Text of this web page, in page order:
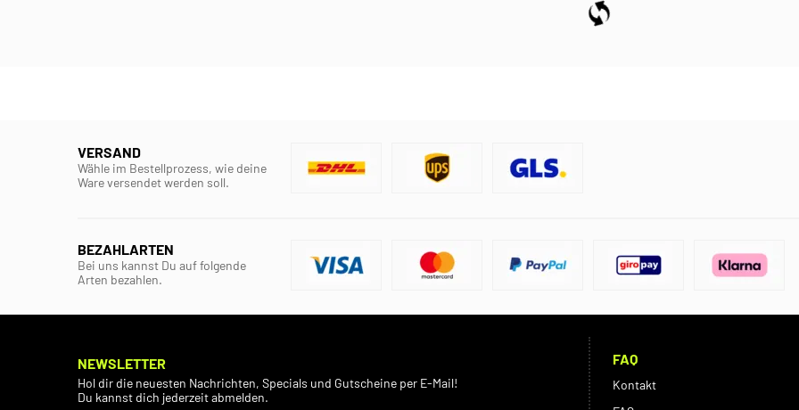
VERSAND
Wähle im Bestellprozess, wie deine
Ware versendet werden soll.
BEZAHLARTEN
Bei uns kannst Du auf folgende
Arten bezahlen.
NEWSLETTER
Hol dir die neuesten Nachrichten, Specials und Gutscheine per E-Mail!
Du kannst dich jederzeit abmelden.
FAQ
Kontakt